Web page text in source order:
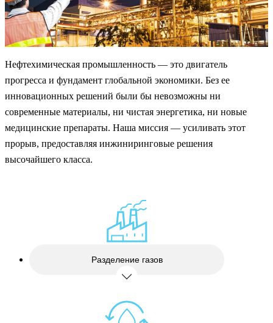
Нефтехимическая промышленность — это двигатель
прогресса и фундамент глобальной экономики. Без ее
инновационных решений были бы невозможны ни
современные материалы, ни чистая энергетика, ни новые
медицинские препараты. Наша миссия — усиливать этот
прорыв, предоставляя инжиниринговые решения
высочайшего класса.
Разделение газов